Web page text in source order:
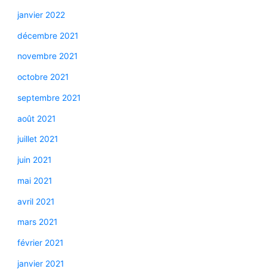
janvier 2022
décembre 2021
novembre 2021
octobre 2021
septembre 2021
août 2021
juillet 2021
juin 2021
mai 2021
avril 2021
mars 2021
février 2021
janvier 2021